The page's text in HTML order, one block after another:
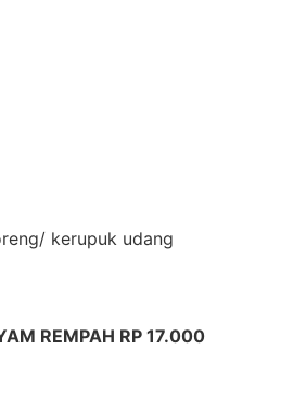
kerupuk udang
REMPAH RP 17.000